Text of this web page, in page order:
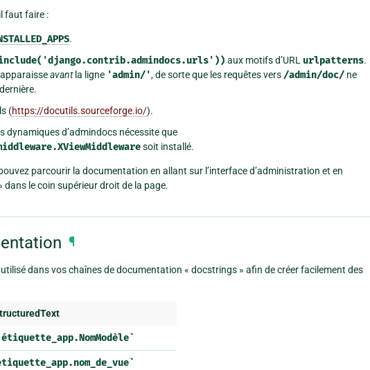
faut faire :
.
aux motifs d’URL urlpatterns.
avantla ligne 'admin/', de sorte que les requêtes vers /admin/doc/ ne
(https://docutils.sourceforge.io/).
dynamiques d’admindocs nécessite que
soit installé.
parcourir la documentation en allant sur l’interface d’administration et en
le coin supérieur droit de la page.
¶
dans vos chaînes de documentation « docstrings » afin de créer facilement des